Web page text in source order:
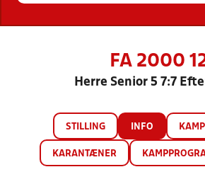
FA 2000
Herre Senior 5 7:7
STILLING INFO
KARANTÆNER